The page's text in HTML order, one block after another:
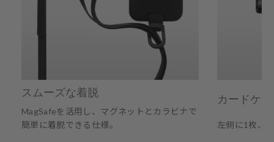
スムーズな着脱
MagSafeを活用し、マグネットとカラビナで
簡単に着脱できる仕様。
カードケ
左側に1枚、